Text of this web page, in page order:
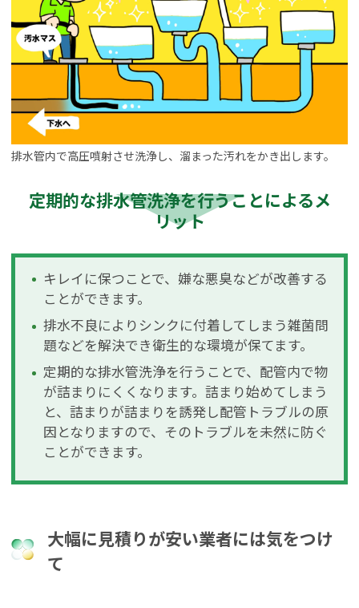
排水管内で高圧噴射させ洗浄し、溜まった汚れをかき出します。
定期的な排水管洗浄を行うことによるメ
リット
キレイに保つことで、嫌な悪臭などが改善する
ことができます。
排水不良によりシンクに付着してしまう雑菌問
題などを解決でき衛生的な環境が保てます。
定期的な排水管洗浄を行うことで、配管内で物
が詰まりにくくなります。詰まり始めてしまう
と、詰まりが詰まりを誘発し配管トラブルの原
因となりますので、そのトラブルを未然に防ぐ
ことができます。
大幅に見積りが安い業者には気をつけ
て